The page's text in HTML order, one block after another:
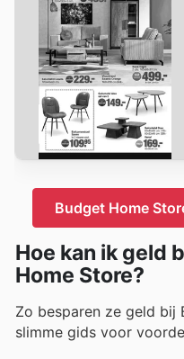
Budget Home
Hoe kan ik geld
Home Store?
Zo besparen ze geld bij
slimme gids voor